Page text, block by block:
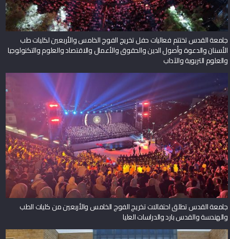
جامعة القدس تختتم فعاليات حفل تخريج الفوج الخامس والأربعين لكليات طب
الأسنان والدعوة وأصول الدين والحقوق والأعمال والاقتصاد والعلوم والتكنولوجيا
والعلوم التربوية والآداب
جامعة القدس تطلق احتفالات تخريج الفوج الخامس والأربعين من كليات الطب
والهندسة والقدس بارد والدراسات العليا